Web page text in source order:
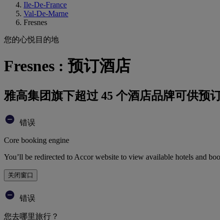
Ile-De-France
Val-De-Marne
Fresnes
您的心悦目的地
Fresnes : 预订酒店
雅高集团旗下超过 45 个酒店品牌可供预
错误
Core booking engine
You’ll be redirected to Accor website to view available hotels and
关闭窗口
错误
您去哪里旅行？